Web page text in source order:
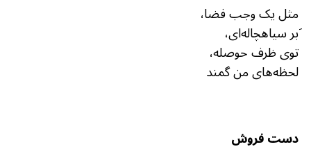
مثل یک وجب فضا،
َبر سیاهچاله‌ای،
توی ظرف حوصله،
لحظه‌های من گمند
دست فروش